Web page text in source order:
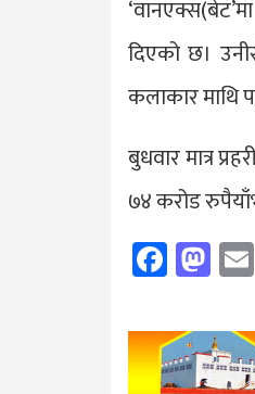
दिएको छ।
कलाकार माथि
बुधवार मात्र
७४ करोड